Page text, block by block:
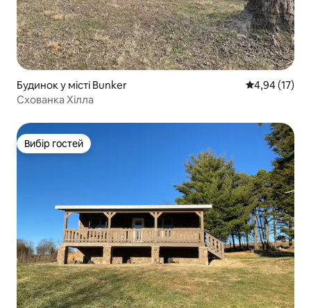
Будинок у місті Bunker Середня
4,94 (17)
Схованка Хілла
Вибір гостей
Вибір гостей